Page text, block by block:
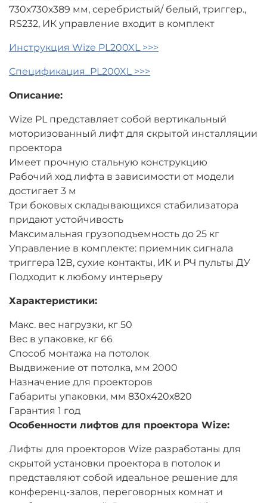
730х730х389 мм, серебристый/ белый, триггер.,
RS232, ИК управление входит в комплект
Инструкция Wize PL200XL >>>
Спецификация_PL200XL >>>
Описание:
Wize PL представляет собой вертикальный
моторизованный лифт для скрытой инсталляции
проектора
Имеет прочную стальную конструкцию
Рабочий ход лифта в зависимости от модели
достигает 3 м
Три боковых складывающихся стабилизатора
придают устойчивость
Максимальная грузоподъемность до 25 кг
Управление в комплекте: приемник сигнала
триггера 12В, сухие контакты, ИК и РЧ пульты ДУ
Подходит к любому интерьеру
Характеристики:
Макс. вес нагрузки, кг 50
Вес в упаковке, кг 66
Способ монтажа на потолок
Выдвижение от потолка, мм 2000
Назначение для проекторов
Габариты упаковки, мм 830х420х820
Гарантия 1 год
Особенности лифтов для проектора Wize:
Лифты для проекторов Wize разработаны для
скрытой установки проектора в потолок и
представляют собой идеальное решение для
конференц-залов, переговорных комнат и